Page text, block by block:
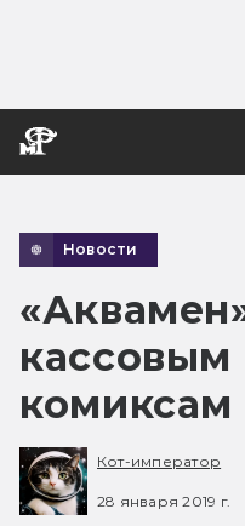
Новости
комиксам
Кот-император
28 января 2019 г.